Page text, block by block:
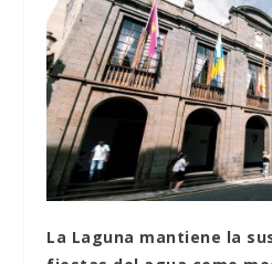
La Laguna mantiene la